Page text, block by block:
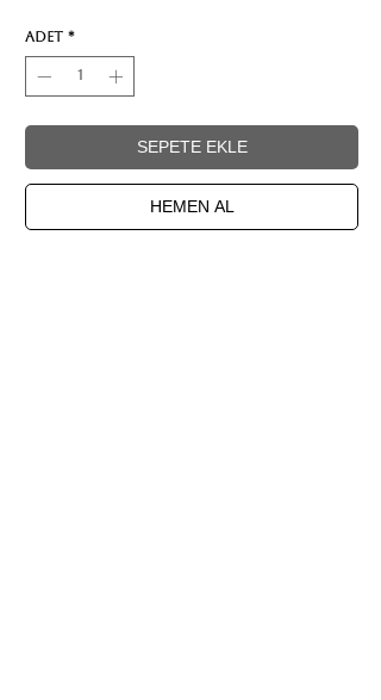
Adet *
SEPETE EKLE
HEMEN AL